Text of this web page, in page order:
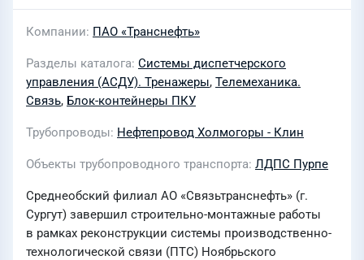
Компании ПАО «Транснефть»
Разделы каталога Системы диспетчерского
управления (АСДУ). Тренажеры, Телемеханика.
Связь, Блок-контейнеры ПКУ
Трубопроводы Нефтепровод Холмогоры - Клин
Объекты трубопроводного транспорта ЛДПС Пурпе
Среднеобский филиал АО «Связьтранснефть» (г.
Сургут) завершил строительно-монтажные работы
в рамках реконструкции системы производственно-
технологической связи (ПТС) Ноябрьского